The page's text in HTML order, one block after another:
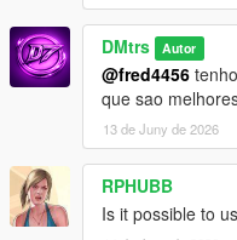
DMtrs Autor
@fred4456
que sao
13 de Juny de 2026
RPHUBB
Is it possible to